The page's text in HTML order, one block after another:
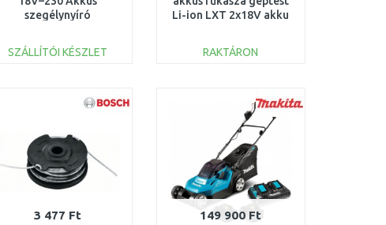
szegélynyíró
06008C1A03
SZÁLLÍTÓI KÉSZLET
Összehasonlítás
Li-ion LXT 2x18V akku
RAKTÁRON
Összehasonlítás
3 477 Ft 149 900 Ft